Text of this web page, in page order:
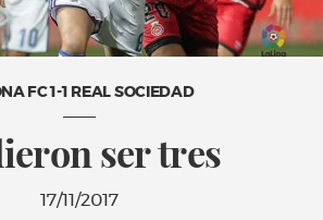
FC 1-1 REAL SOCIEDAD
ser tres
17/11/2017